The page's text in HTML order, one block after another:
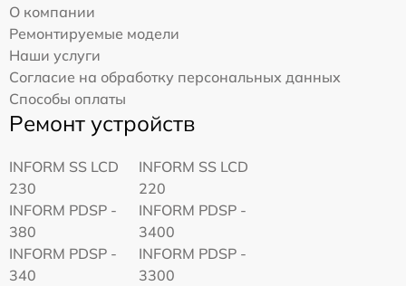
О компании
Ремонтируемые модели
Наши услуги
Согласие на обработку персональных данных
Способы оплаты
Ремонт устройств
INFORM SS LCD
230
INFORM SS LCD
220
INFORM PDSP -
380
INFORM PDSP -
3400
INFORM PDSP -
340
INFORM PDSP -
3300